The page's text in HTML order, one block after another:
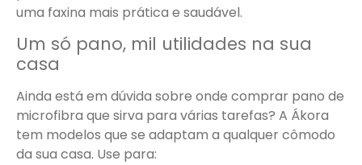
uma faxina mais prática e saudável.
Um só pano, mil utilidades na sua
casa
Ainda está em dúvida sobre onde comprar pano de
microfibra que sirva para várias tarefas? A Ákora
tem modelos que se adaptam a qualquer cômodo
da sua casa. Use para: